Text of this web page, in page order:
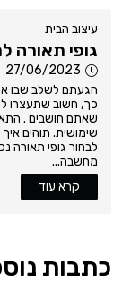
עיצוב הבית
גופי תאורה
27/06/2023
הגעתם לשלב שבו
כך, חשוב שתעצרו
שאתם חושבים .
שימושית. תוהים
לבחור גופי תאורה
מחשבה...
קרא עוד
כתבות